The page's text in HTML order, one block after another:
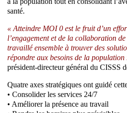
santé.
« Atteindre MOI 0 est le fruit d’un
l’engagement et de la collaboration
travaillé ensemble à trouver des
répondre aux besoins de la population
président-directeur général du CISSS
Quatre axes stratégiques ont guidé
• Consolider les services 24/7
• Améliorer la présence au travail